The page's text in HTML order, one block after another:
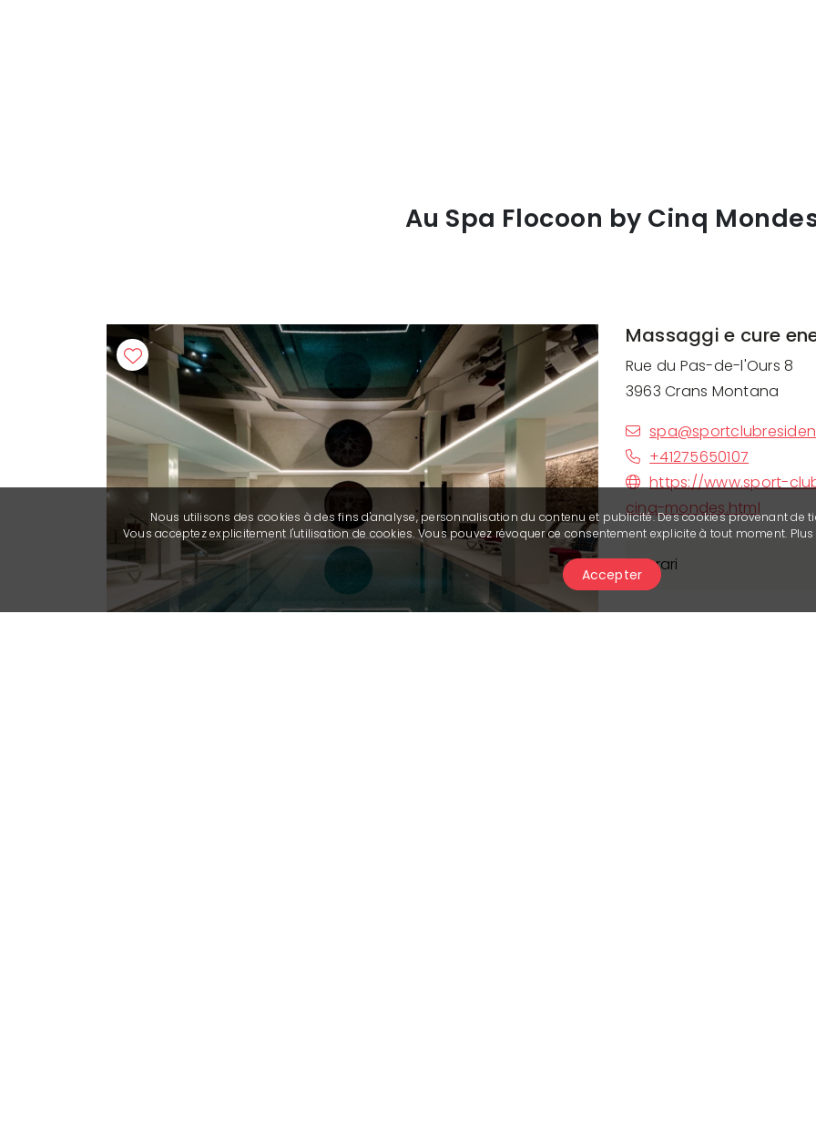
Au Spa Flocoon by Cinq
Massaggi e cure
Rue du Pas-de-l'Ours 8
3963 Crans Montana
+41275650107
https://www.sport-
cinq-mondes.html
Orari
Aperto tutti i giorni
Nous utilisons des cookies à des fins d'analyse, personnalisation du contenu et publicité. Des cookies provenant de
Vous acceptez explicitement l'utilisation de cookies. Vous pouvez révoquer ce consentement explicite à tout moment.
Accepter